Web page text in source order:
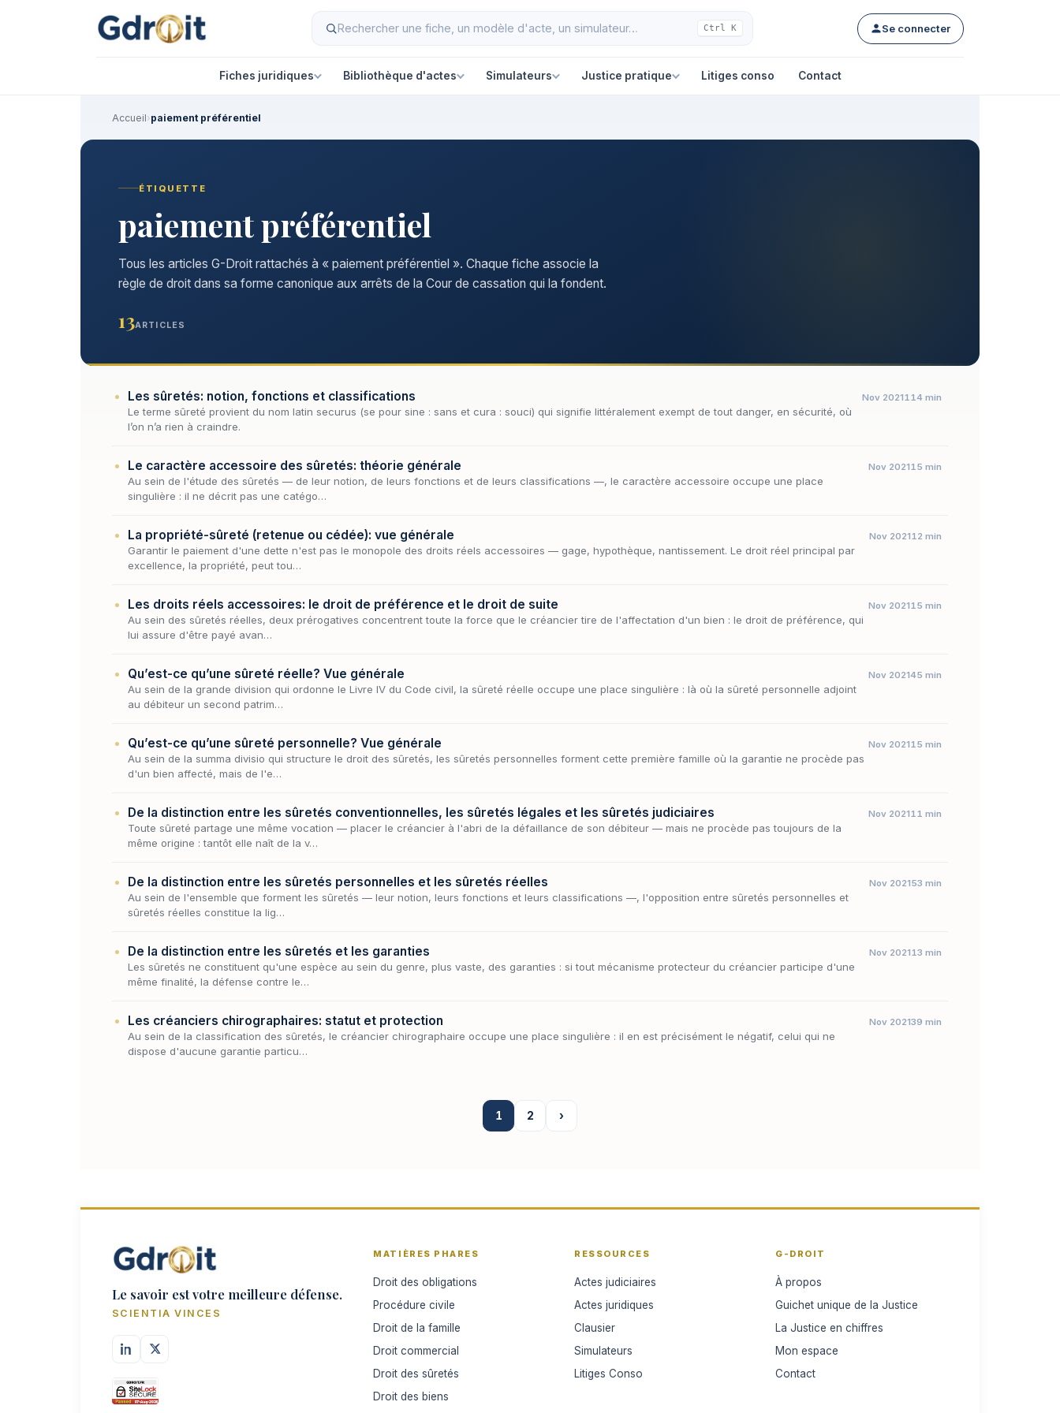
Ctrl K Se connecter
Fiches juridiques Bibliothèque d'actes Simulateurs Justice pratique Litiges conso Contact
Accueil›paiement préférentiel
ÉTIQUETTE
paiement préférentiel
Tous les articles G-Droit rattachés à « paiement préférentiel ». Chaque fiche associe la
règle de droit dans sa forme canonique aux arrêts de la Cour de cassation qui la fondent.
13ARTICLES
Les sûretés: notion, fonctions et classifications
Le terme sûreté provient du nom latin securus (se pour sine : sans et cura : souci) qui signifie littéralement exempt de tout danger, en sécurité, où
l’on n’a rien à craindre.
Nov 2021114 min
Le caractère accessoire des sûretés: théorie générale
Au sein de l'étude des sûretés — de leur notion, de leurs fonctions et de leurs classifications —, le caractère accessoire occupe une place
singulière : il ne décrit pas une catégo…
Nov 202115 min
La propriété-sûreté (retenue ou cédée): vue générale
Garantir le paiement d'une dette n'est pas le monopole des droits réels accessoires — gage, hypothèque, nantissement. Le droit réel principal par
excellence, la propriété, peut tou…
Nov 202112 min
Les droits réels accessoires: le droit de préférence et le droit de suite
Au sein des sûretés réelles, deux prérogatives concentrent toute la force que le créancier tire de l'affectation d'un bien : le droit de préférence, qui
lui assure d'être payé avan…
Nov 202115 min
Qu’est-ce qu’une sûreté réelle? Vue générale
Au sein de la grande division qui ordonne le Livre IV du Code civil, la sûreté réelle occupe une place singulière : là où la sûreté personnelle adjoint
au débiteur un second patrim…
Nov 202145 min
Qu’est-ce qu’une sûreté personnelle? Vue générale
Au sein de la summa divisio qui structure le droit des sûretés, les sûretés personnelles forment cette première famille où la garantie ne procède pas
d'un bien affecté, mais de l'e…
Nov 202115 min
De la distinction entre les sûretés conventionnelles, les sûretés légales et les sûretés judiciaires
Toute sûreté partage une même vocation — placer le créancier à l'abri de la défaillance de son débiteur — mais ne procède pas toujours de la
même origine : tantôt elle naît de la v…
Nov 202111 min
De la distinction entre les sûretés personnelles et les sûretés réelles
Au sein de l'ensemble que forment les sûretés — leur notion, leurs fonctions et leurs classifications —, l'opposition entre sûretés personnelles et
sûretés réelles constitue la lig…
Nov 202153 min
De la distinction entre les sûretés et les garanties
Les sûretés ne constituent qu'une espèce au sein du genre, plus vaste, des garanties : si tout mécanisme protecteur du créancier participe d'une
même finalité, la défense contre le…
Nov 202113 min
Les créanciers chirographaires: statut et protection
Au sein de la classification des sûretés, le créancier chirographaire occupe une place singulière : il en est précisément le négatif, celui qui ne
dispose d'aucune garantie particu…
Nov 202139 min
1 2 ›
Le savoir est votre meilleure défense.
SCIENTIA VINCES
MATIÈRES PHARES
Droit des obligations
Procédure civile
Droit de la famille
Droit commercial
Droit des sûretés
Droit des biens
RESSOURCES
Actes judiciaires
Actes juridiques
Clausier
Simulateurs
Litiges Conso
G-DROIT
À propos
Guichet unique de la Justice
La Justice en chiffres
Mon espace
Contact